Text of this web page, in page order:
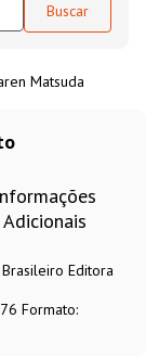
Matsuda
Adicionais
Editora
Formato: